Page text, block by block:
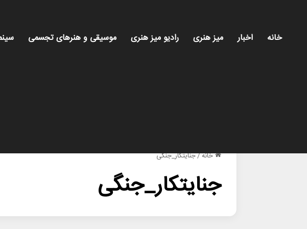
خانه اخبار میز هنری رادیو میز هنری موسیقی و هنرهای تجسمی
خانه/جنایتکار_جنگی
جنایتکار_جنگی